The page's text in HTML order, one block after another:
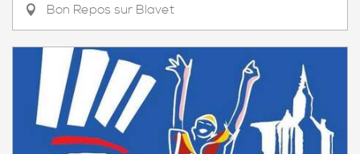
Bon Repos sur Blavet